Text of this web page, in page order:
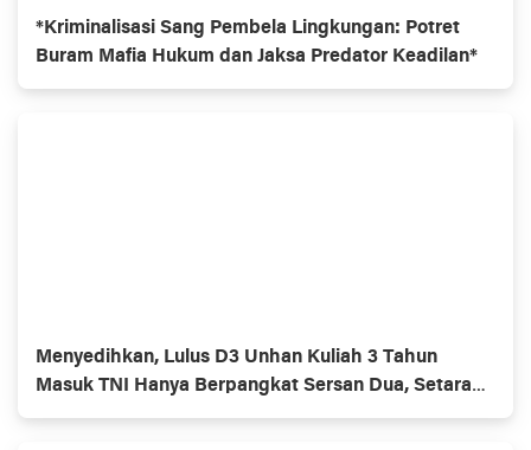
*Kriminalisasi Sang Pembela Lingkungan: Potret
Buram Mafia Hukum dan Jaksa Predator Keadilan*
Menyedihkan, Lulus D3 Unhan Kuliah 3 Tahun
Masuk TNI Hanya Berpangkat Sersan Dua, Setara
Lulusan SMU.